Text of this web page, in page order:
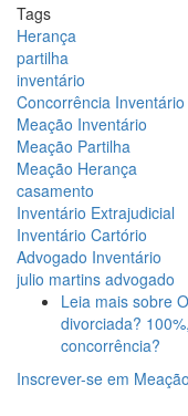
Tags
Herança
partilha
inventário
Concorrência Inventário
Meação Inventário
Meação Partilha
Meação Herança
casamento
Inventário Extrajudicial
Inventário Cartório
Advogado Inventário
julio martins advogado
Leia mais sobre
divorciada?
concorrência?
Inscrever-se em